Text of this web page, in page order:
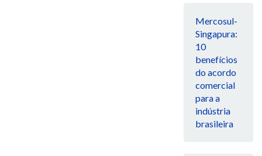
Mercosul-
Singapura:
10
benefícios
do acordo
comercial
para a
indústria
brasileira